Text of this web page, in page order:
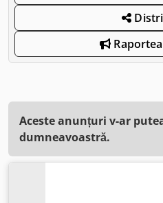
Aceste anunțuri v-ar
dumneavoastră.